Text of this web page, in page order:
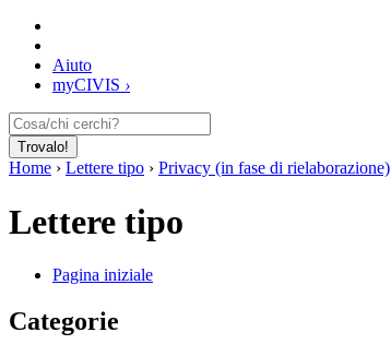
Aiuto
myCIVIS ›
Trovalo!
Home › Lettere tipo › Privacy (in fase di rielaborazione)
Lettere tipo
Pagina iniziale
Categorie